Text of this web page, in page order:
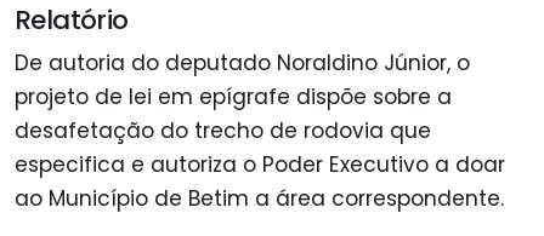
Relatório
De autoria do deputado Noraldino Júnior, o
projeto de lei em epígrafe dispõe sobre a
desafetação do trecho de rodovia que
especifica e autoriza o Poder Executivo a doar
ao Município de Betim a área correspondente.